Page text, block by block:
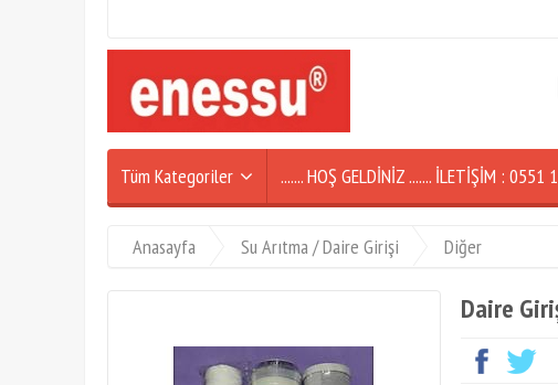
Tüm Kategoriler ....... HOŞ GELDİNİZ ....... İLETİŞİM : 0551
Anasayfa Su Arıtma / Daire Girişi Diğer
Daire